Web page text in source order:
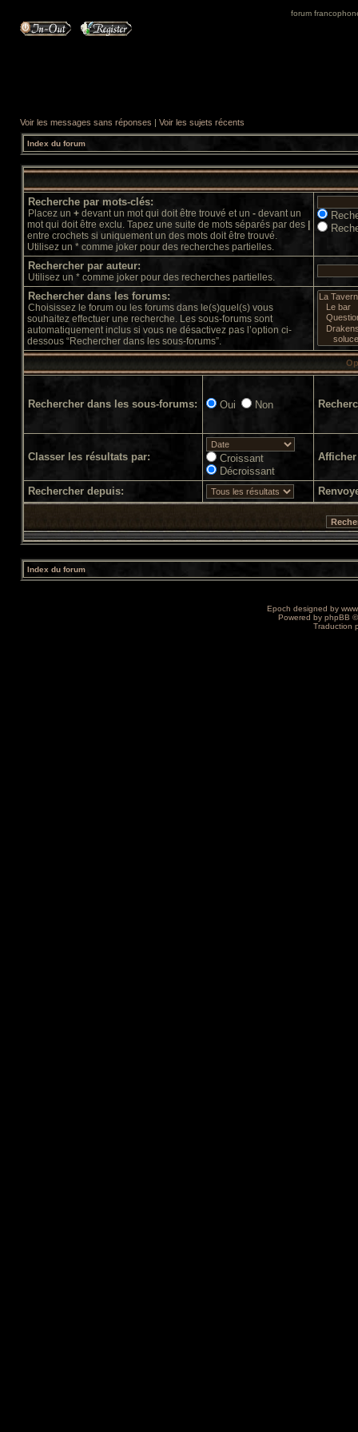
forum
Voir les messages sans réponses | Voir les sujets récents
Index du forum
Recherche par mots-clés:
Placez un + devant un mot qui doit être trouvé et un - devant un
mot qui doit être exclu. Tapez une suite de mots séparés par des
entre crochets si uniquement un des mots doit être trouvé.
Utilisez un * comme joker pour des recherches partielles.
Rechercher par auteur:
Utilisez un * comme joker pour des recherches partielles.
Rechercher dans les forums:
Choisissez le forum ou les forums dans le(s)quel(s) vous
souhaitez effectuer une recherche. Les sous-forums sont
automatiquement inclus si vous ne désactivez pas l’option ci-
dessous “Rechercher dans les sous-forums”.
Rechercher dans les sous-forums: Oui Non
Classer les résultats par:
Croissant
Décroissant
Rechercher depuis:
Index du forum
Epoch designed by
Powered by phpBB
Traduction